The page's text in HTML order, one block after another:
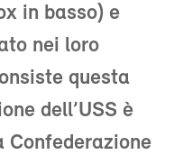
in basso) e
nei loro
questa
dell’USS è
Confederazione